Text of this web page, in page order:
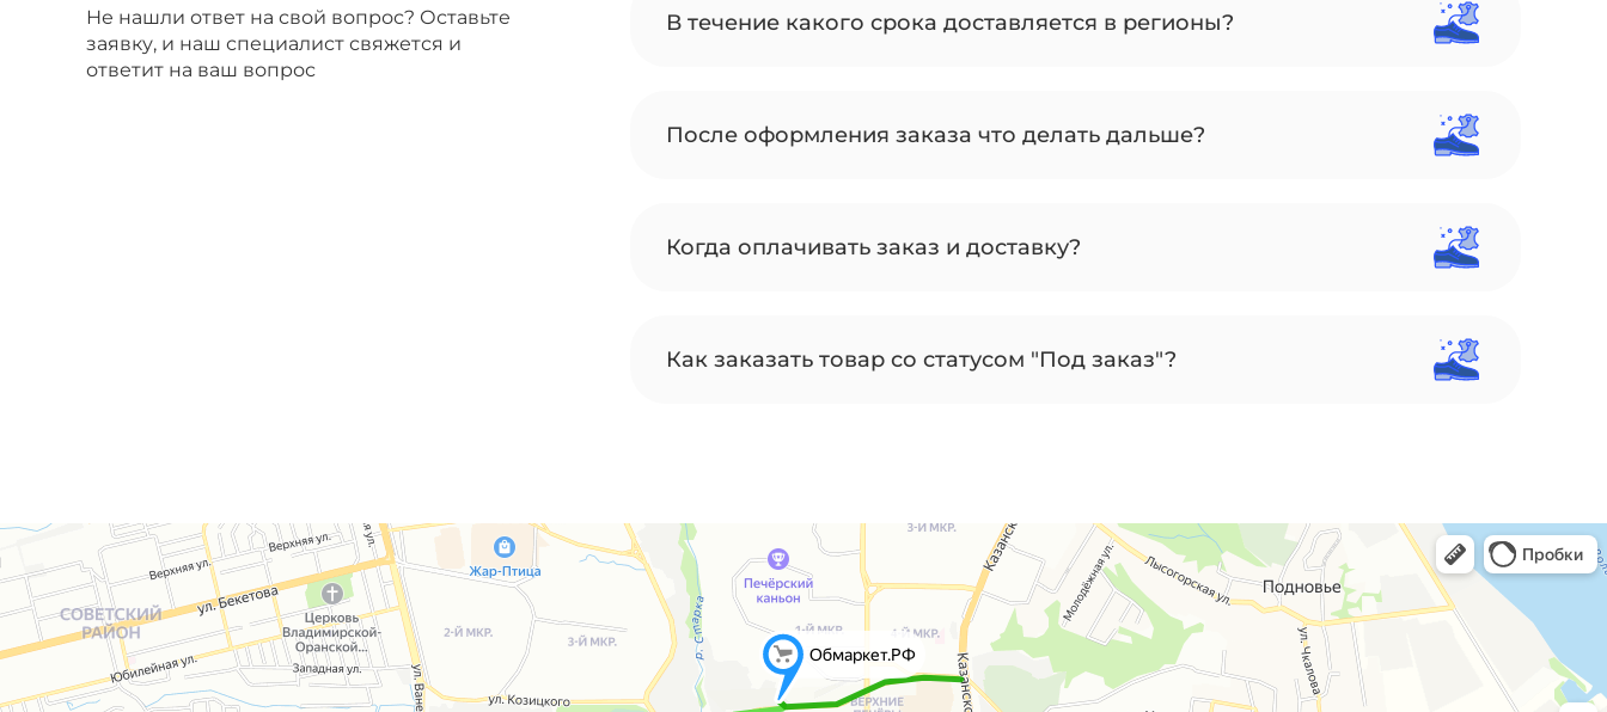
Не нашли ответ на свой вопрос? Оставьте
заявку, и наш специалист свяжется и
ответит на ваш вопрос
В течение какого срока доставляется в регионы?
После оформления заказа что делать дальше?
Когда оплачивать заказ и доставку?
Как заказать товар со статусом "Под заказ"?